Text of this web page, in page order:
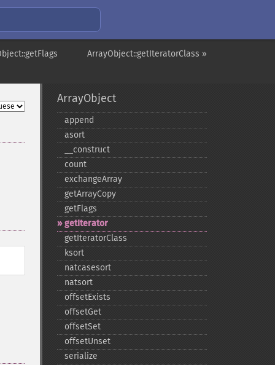
ArrayObject::getIteratorClass »
ArrayObject
append
asort
_​_​construct
count
exchangeArray
getArrayCopy
getFlags
getIterator
getIteratorClass
ksort
natcasesort
natsort
offsetExists
offsetGet
offsetSet
offsetUnset
serialize